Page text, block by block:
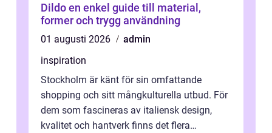
Dildo en enkel guide till material,
former och trygg användning
01 augusti 2026
admin
inspiration
Stockholm är känt för sin omfattande
shopping och sitt mångkulturella utbud. För
dem som fascineras av italiensk design,
kvalitet och hantverk finns det flera